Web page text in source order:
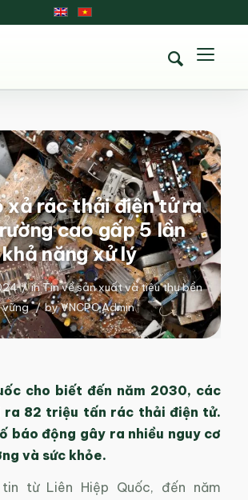
xả rác thải điện tử ra
cao gấp 5 lần
khả năng xử lý
/ inTin về sản xuất và tiêu thụ bền
vững / byVNCPC Admin
cho biết đến năm 2030, các
ra 82 triệu tấn rác thải điện tử.
báo động gây ra nhiều nguy cơ
và sức khỏe.
từ Liên Hiệp Quốc, đến năm